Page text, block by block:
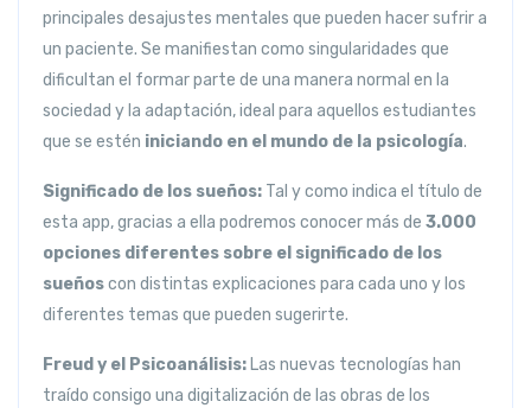
principales desajustes mentales que pueden hacer sufrir a
un paciente. Se manifiestan como singularidades que
dificultan el formar parte de una manera normal en la
sociedad y la adaptación, ideal para aquellos estudiantes
que se estén iniciando en el mundo de la psicología.
Significado de los sueños: Tal y como indica el título de
esta app, gracias a ella podremos conocer más de 3.000
opciones diferentes sobre el significado de los
sueñoscon distintas explicaciones para cada uno y los
diferentes temas que pueden sugerirte.
Freud y el Psicoanálisis: Las nuevas tecnologías han
traído consigo una digitalización de las obras de los